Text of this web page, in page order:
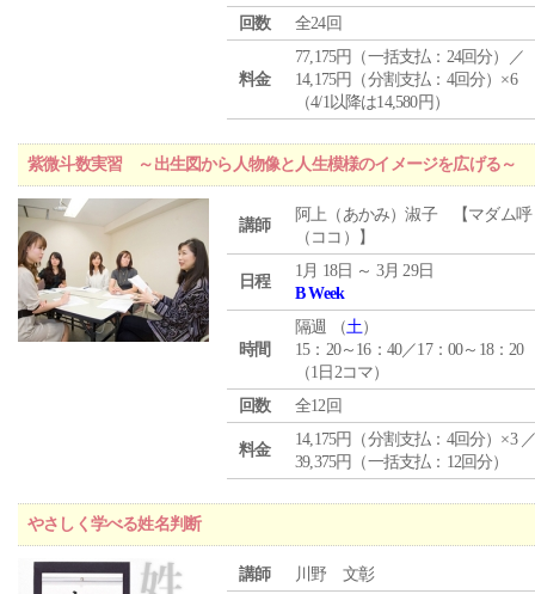
回数
全24回
料金
77,175円（一括支払：24回分）／
14,175円（分割支払：4回分）×6
（4/1以降は14,580円）
紫微斗数実習 ～出生図から人物像と人生模様のイメージを広げる～
講師
阿上（あかみ）淑子 【マダム呼
（ココ）】
日程
1月 18日 ～ 3月 29日
B Week
時間
隔週 （土）
15：20～16：40／17：00～18：20
（1日2コマ）
回数
全12回
料金
14,175円（分割支払：4回分）×3
39,375円（一括支払：12回分）
やさしく学べる姓名判断
講師 川野 文彰